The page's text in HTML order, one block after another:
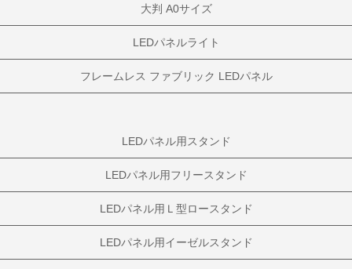
大判 A0サイズ
LEDパネルライト
フレームレス ファブリック LEDパネル
LEDパネル用スタンド
LEDパネル用フリースタンド
LEDパネル用Ｌ型ロースタンド
LEDパネル用イーゼルスタンド